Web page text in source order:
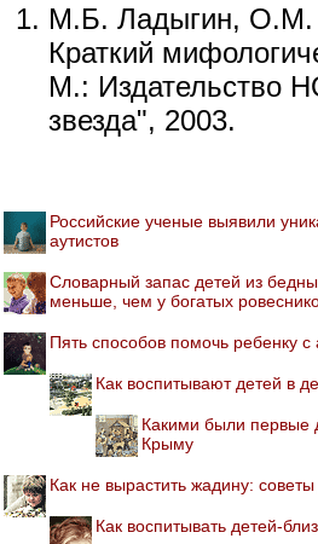
М.Б. Ладыгин, О.М.
Краткий
М.: Издательство
звезда", 2003.
Российские ученые выявили
аутистов
Словарный запас детей из
меньше, чем у богатых
Пять способов помочь ребенку
Как воспитывают детей в
Какими были первые
Крыму
Как не вырастить жадину: советы
Как воспитывать детей-